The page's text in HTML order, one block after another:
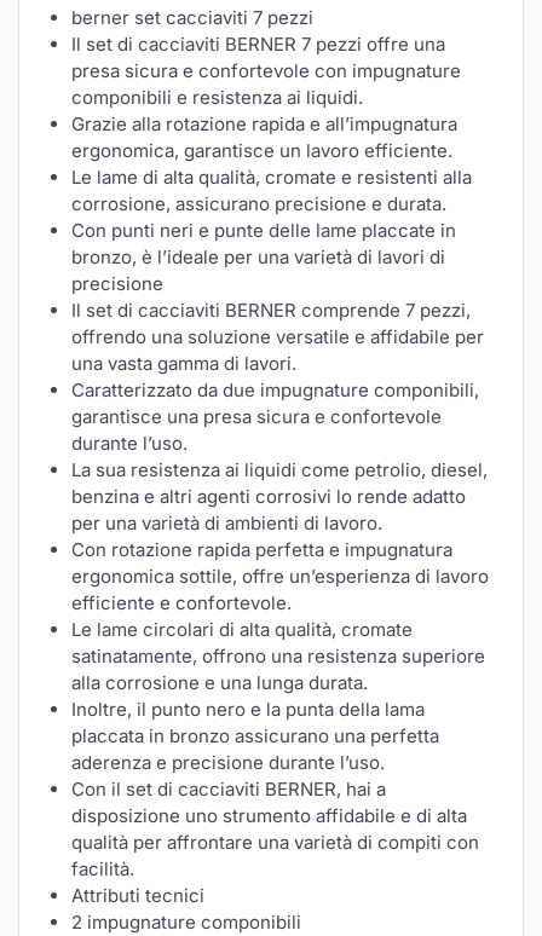
berner set cacciaviti 7 pezzi
Il set di cacciaviti BERNER 7 pezzi offre una
presa sicura e confortevole con impugnature
componibili e resistenza ai liquidi.
Grazie alla rotazione rapida e all’impugnatura
ergonomica, garantisce un lavoro efficiente.
Le lame di alta qualità, cromate e resistenti alla
corrosione, assicurano precisione e durata.
Con punti neri e punte delle lame placcate in
bronzo, è l’ideale per una varietà di lavori di
precisione
Il set di cacciaviti BERNER comprende 7 pezzi,
offrendo una soluzione versatile e affidabile per
una vasta gamma di lavori.
Caratterizzato da due impugnature componibili,
garantisce una presa sicura e confortevole
durante l’uso.
La sua resistenza ai liquidi come petrolio, diesel,
benzina e altri agenti corrosivi lo rende adatto
per una varietà di ambienti di lavoro.
Con rotazione rapida perfetta e impugnatura
ergonomica sottile, offre un’esperienza di lavoro
efficiente e confortevole.
Le lame circolari di alta qualità, cromate
satinatamente, offrono una resistenza superiore
alla corrosione e una lunga durata.
Inoltre, il punto nero e la punta della lama
placcata in bronzo assicurano una perfetta
aderenza e precisione durante l’uso.
Con il set di cacciaviti BERNER, hai a
disposizione uno strumento affidabile e di alta
qualità per affrontare una varietà di compiti con
facilità.
Attributi tecnici
2 impugnature componibili